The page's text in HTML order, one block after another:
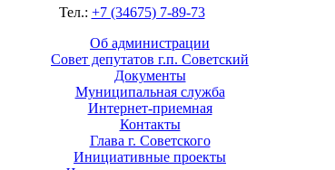
Тел.: +7 (34675) 7-89-73
Об администрации
Совет депутатов г.п. Советский
Документы
Муниципальная служба
Интернет-приемная
Контакты
Глава г. Советского
Инициативные проекты